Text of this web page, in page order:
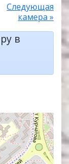
Следующая
камера »
в